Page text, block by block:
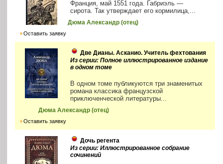
Франция, май 1551 года. Габриэль —
сирота. Так утверждает его кормилица,...
Дюма Александр (отец)
Оставить заявку
Две Дианы. Асканио. Учитель фехтования
Из серии: Полное иллюстрированное издание
в одном томе
В одном томе публикуются три знаменитых
романа классика французской
приключенческой литературы...
Дюма Александр (отец)
Оставить заявку
Дочь регента
Из серии: Иллюстрированное собрание
сочинений